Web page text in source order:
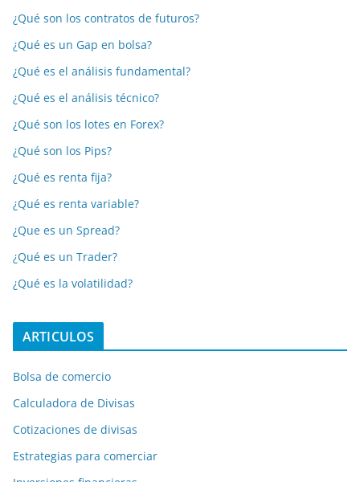
¿Qué son los contratos de futuros?
¿Qué es un Gap en bolsa?
¿Qué es el análisis fundamental?
¿Qué es el análisis técnico?
¿Qué son los lotes en Forex?
¿Qué son los Pips?
¿Qué es renta fija?
¿Qué es renta variable?
¿Que es un Spread?
¿Qué es un Trader?
¿Qué es la volatilidad?
ARTICULOS
Bolsa de comercio
Calculadora de Divisas
Cotizaciones de divisas
Estrategias para comerciar